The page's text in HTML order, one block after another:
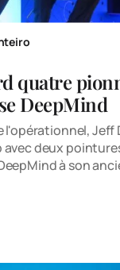
quatre
DeepMind
l'opérationnel, Jeff
avec deux
à son